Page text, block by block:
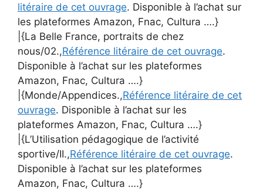
litéraire de cet ouvrage. Disponible à l’achat sur
les plateformes Amazon, Fnac, Cultura ….}
|{La Belle France, portraits de chez
nous/02.,Référence litéraire de cet ouvrage.
Disponible à l’achat sur les plateformes
Amazon, Fnac, Cultura ….}
|{Monde/Appendices.,Référence litéraire de cet
ouvrage. Disponible à l’achat sur les
plateformes Amazon, Fnac, Cultura ….}
|{L’Utilisation pédagogique de l’activité
sportive/II.,Référence litéraire de cet ouvrage.
Disponible à l’achat sur les plateformes
Amazon, Fnac, Cultura ….}